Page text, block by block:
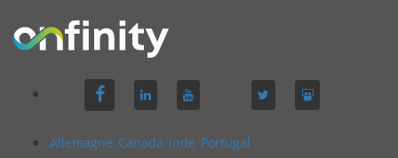
Allemagne Canada Inde Portugal